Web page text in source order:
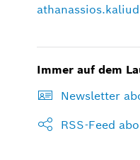
Immer auf dem
Newsletter
RSS-Feed